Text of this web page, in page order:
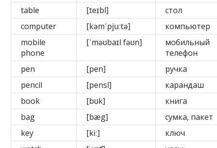
table
[teɪbl]
стол
computer
[kəmˈpjuːtə]
компьютер
mobile
phone
[ˈməʊbaɪl fəʊn]
мобильный
телефон
pen
[pen]
ручка
pencil
[pensl]
карандаш
book
[bʊk]
книга
bag
[bæg]
сумка, пакет
key
[kiː]
ключ